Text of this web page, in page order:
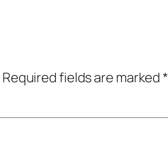
Required fields are marked*